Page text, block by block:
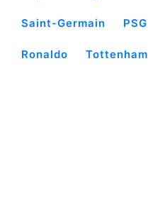
Saint-Germain PSG
Ronaldo Tottenham